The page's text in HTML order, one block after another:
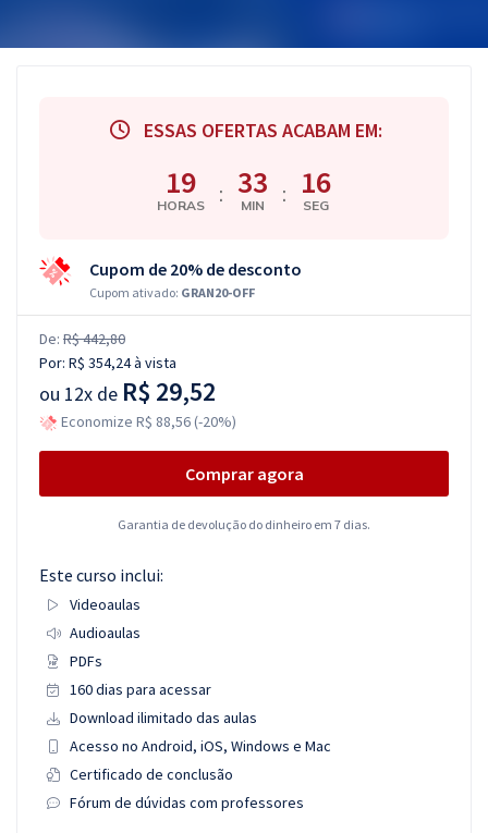
ESSAS OFERTAS ACABAM EM:
19
HORAS : 33
MIN : 15
SEG
Cupom de 20% de desconto
Cupom ativado: GRAN20-OFF
De: R$ 442,80
Por: R$ 354,24à vista
ou 12x de R$ 29,52
Economize R$ 88,56 (-20%)
Comprar agora
Garantia de devolução do dinheiro em 7 dias.
Este curso inclui:
Videoaulas
Audioaulas
PDFs
160 dias para acessar
Download ilimitado das aulas
Acesso no Android, iOS, Windows e Mac
Certificado de conclusão
Fórum de dúvidas com professores